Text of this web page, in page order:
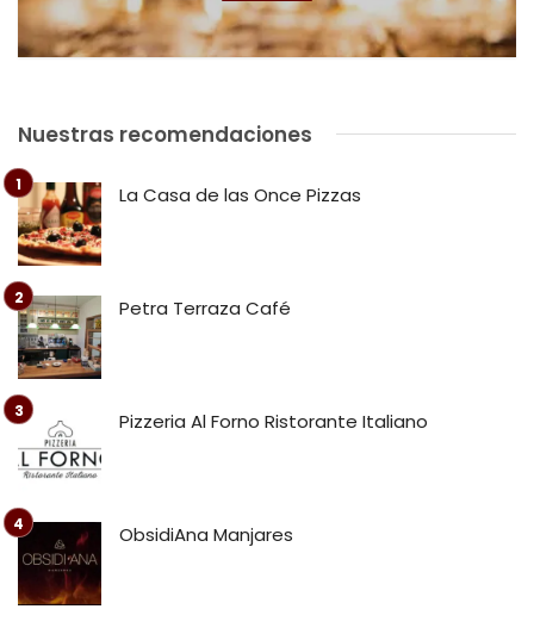
Nuestras recomendaciones
La Casa de las Once Pizzas
Petra Terraza Café
Pizzeria Al Forno Ristorante Italiano
ObsidiAna Manjares